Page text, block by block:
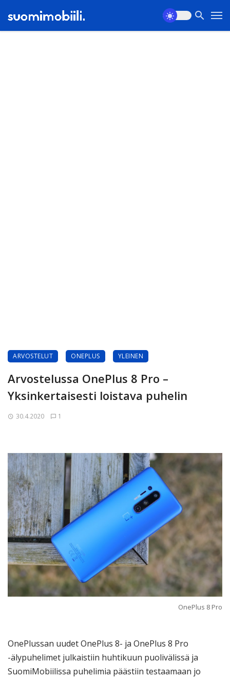
ARVOSTELUT ONEPLUS YLEINEN
Arvostelussa OnePlus 8 Pro –
Yksinkertaisesti loistava puhelin
30.4.2020 1
OnePlus 8 Pro
OnePlussan uudet OnePlus 8- ja OnePlus 8 Pro
-älypuhelimet julkaistiin huhtikuun puolivälissä ja
SuomiMobiilissa puhelimia päästiin testaamaan jo